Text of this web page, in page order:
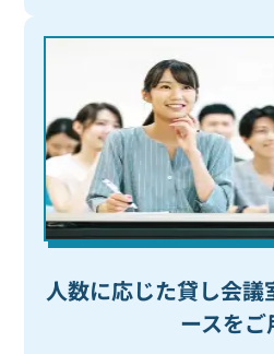
人数に応じた貸し会議
ースをご